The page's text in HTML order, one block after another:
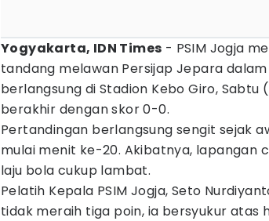
Yogyakarta, IDN Times - PSIM Jogja
tandang melawan Persijap Jepara
berlangsung di Stadion Kebo Giro, Sabtu
berakhir dengan skor 0-0.
Pertandingan berlangsung sengit sejak
mulai menit ke-20. Akibatnya, lapangan
laju bola cukup lambat.
Pelatih Kepala PSIM Jogja, Seto
tidak meraih tiga poin, ia bersyukur atas